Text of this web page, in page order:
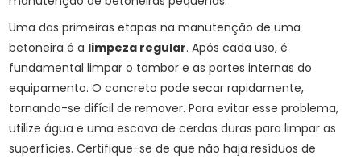
Uma das primeiras etapas na manutenção de uma
betoneira é a limpeza regular. Após cada uso, é
fundamental limpar o tambor e as partes internas do
equipamento. O concreto pode secar rapidamente,
tornando-se difícil de remover. Para evitar esse problema,
utilize água e uma escova de cerdas duras para limpar as
superfícies. Certifique-se de que não haja resíduos de